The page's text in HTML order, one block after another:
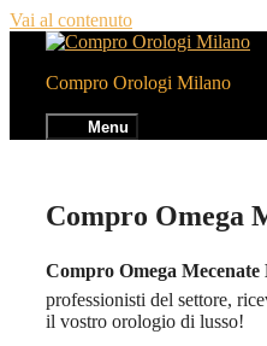
Vai al contenuto
Compro Orologi Milano
Menu
Compro Omega
Compro Omega
professionisti del settore,
il vostro orologio di lusso!